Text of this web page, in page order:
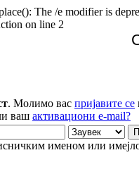
The /e modifier is
on line 2
. Молимо вас пријавите се
ваш активациони e-mail?
именом или